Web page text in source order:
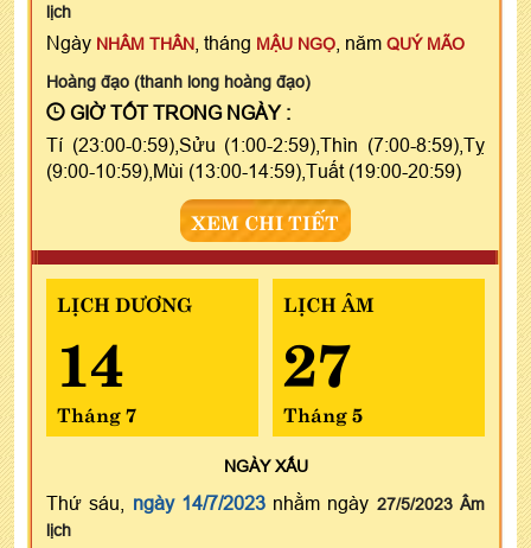
lịch
Ngày NHÂM THÂN , tháng MẬU NGỌ , năm QUÝ MÃO
Hoàng đạo (thanh long hoàng đạo)
GIỜ TỐT TRONG NGÀY :
Tí (23:00-0:59),Sửu (1:00-2:59),Thìn (7:00-8:59),Tỵ
(9:00-10:59),Mùi (13:00-14:59),Tuất (19:00-20:59)
XEM CHI TIẾT
LỊCH DƯƠNG
14
Tháng 7
LỊCH ÂM
27
Tháng 5
NGÀYXẤU
Thứ sáu, ngày 14/7/2023nhằm ngày 27/5/2023 Âm
lịch